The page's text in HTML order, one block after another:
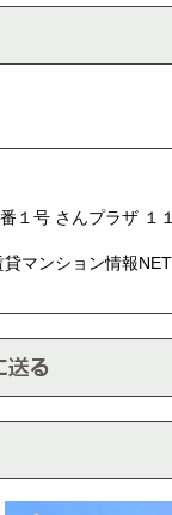
１号 さんプラザ １
マンション情報